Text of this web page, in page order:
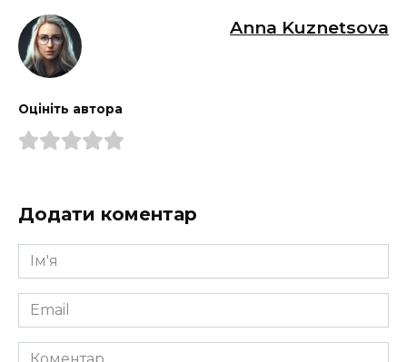
Anna Kuznetsova
Оцініть автора
Додати коментар
Ім'я
*
Email
*
Коментар